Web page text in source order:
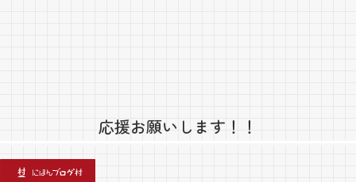
応援お願いします！！